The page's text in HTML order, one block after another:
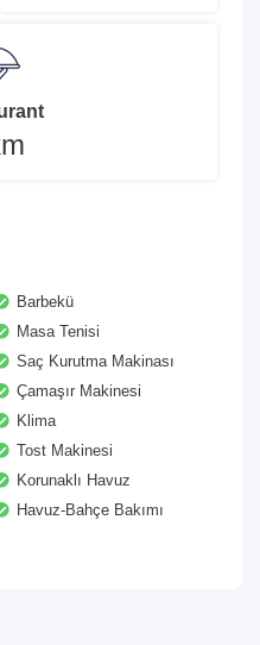
Barbekü
Masa Tenisi
Saç Kurutma Makinası
Çamaşır Makinesi
Klima
Tost Makinesi
Korunaklı Havuz
Havuz-Bahçe Bakımı